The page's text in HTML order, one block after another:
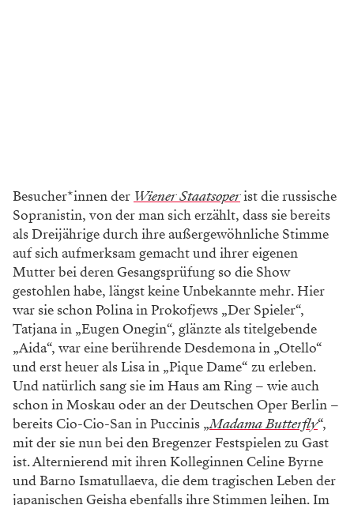
Besucher*innen der Wiener Staatsoperist die russische
Sopranistin, von der man sich erzählt, dass sie bereits
als Dreijährige durch ihre außergewöhnliche Stimme
auf sich aufmerksam gemacht und ihrer eigenen
Mutter bei deren Gesangsprüfung so die Show
gestohlen habe, längst keine Unbekannte mehr. Hier
war sie schon Polina in Prokofjews „Der Spieler“,
Tatjana in „Eugen Onegin“, glänzte als titelgebende
„Aida“, war eine berührende Desdemona in „Otello“
und erst heuer als Lisa in „Pique Dame“ zu erleben.
Und natürlich sang sie im Haus am Ring – wie auch
schon in Moskau oder an der Deutschen Oper Berlin –
bereits Cio-Cio-San in Puccinis „Madama Butterfly“,
mit der sie nun bei den Bregenzer Festspielen zu Gast
ist. Alternierend mit ihren Kolleginnen Celine Byrne
und Barno Ismatullaeva, die dem tragischen Leben der
japanischen Geisha ebenfalls ihre Stimmen leihen. Im